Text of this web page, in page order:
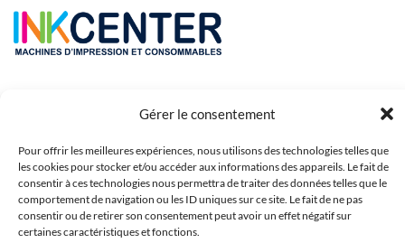
Gérer le consentement
Pour offrir les meilleures expériences, nous utilisons des technologies telles que
les cookies pour stocker et/ou accéder aux informations des appareils. Le fait de
consentir à ces technologies nous permettra de traiter des données telles que le
comportement de navigation ou les ID uniques sur ce site. Le fait de ne pas
consentir ou de retirer son consentement peut avoir un effet négatif sur
certaines caractéristiques et fonctions.
Copyright 2023 © Inkcenter - Webdesign byMedia84